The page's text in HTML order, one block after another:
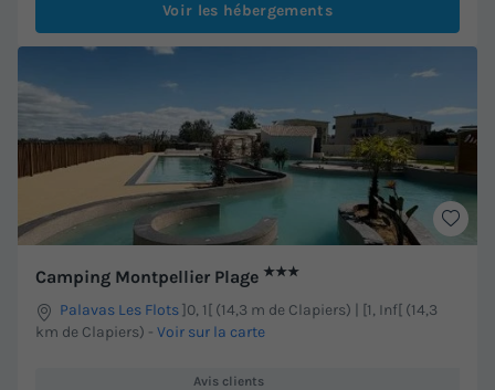
Voir les hébergements
Camping Montpellier Plage ★★★
Palavas Les Flots]0, 1[ (14,3 m de Clapiers) | [1, Inf[ (14,3
km de Clapiers) - Voir sur la carte
Avis clients